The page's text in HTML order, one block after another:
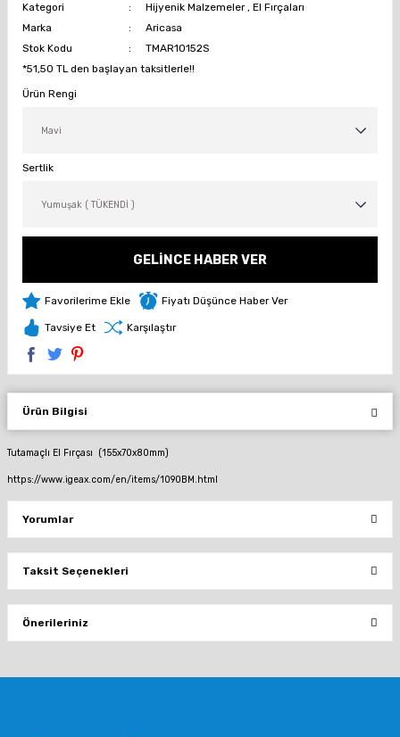
Kategori Hijyenik Malzemeler ,El Fırçaları
Marka
Aricasa
Stok Kodu
TMAR10152S
*51,50 TL den başlayan taksitlerle!!
Ürün Rengi
Sertlik
GELİNCE HABER VER
Fiyatı Düşünce Haber Ver
Tavsiye Et Karşılaştır
Ürün Bilgisi
Tutamaçlı El Fırçası (155x70x80mm)
https://www.igeax.com/en/items/1090BM.html
Yorumlar
Bu ürüne ilk yorumu siz yapın!
Yorum Yaz
Taksit Seçenekleri
Önerileriniz